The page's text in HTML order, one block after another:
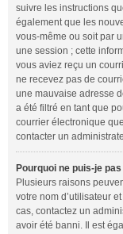
suivre les instructions
également que les
vous-même ou soit par
une session ; cette
vous aviez reçu un
ne recevez pas de
une mauvaise adresse
a été filtré en tant que
courrier électronique
contacter un
Pourquoi ne puis-je
Plusieurs raisons
votre nom d’utilisateur
cas, contactez un
avoir été banni. Il est